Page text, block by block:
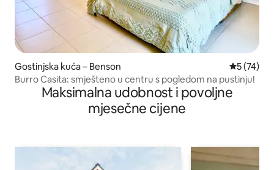
Gostinjska kuća – Benson Prosječna
5 (74)
Burro Casita: smješteno u centru s pogledom na pustinju!
Maksimalna udobnost i povoljne
mjesečne cijene